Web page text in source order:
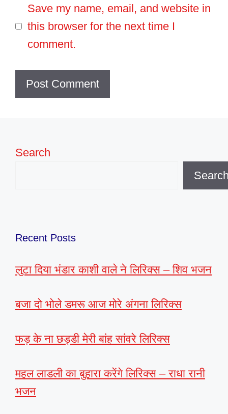
Save my name, email, and website in
this browser for the next time I
comment.
Search
Recent Posts
लुटा दिया भंडार काशी वाले ने लिरिक्स – शिव भजन
बजा दो भोले डमरू आज मोरे अंगना लिरिक्स
फड़ के ना छड्डी मेरी बांह सांवरे लिरिक्स
महल लाडली का बुहारा करेंगे लिरिक्स – राधा रानी
भजन